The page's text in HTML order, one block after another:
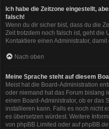
Ich habe die Zeitzone eingestellt,
falsch!
Wenn du dir sicher bist, dass du die
Zeit trotzdem noch falsch ist, geht die
Kontaktiere einen Administrator,
Nach oben
Meine Sprache steht auf diesem
Meist hat die Board-Administration
oder niemand hat das Forum bislang
einen Board-Administrator, ob er das
installieren kann. Falls es noch nicht
es übersetzen würdest. Weitere
von phpBB Limited oder auf phpBB.de